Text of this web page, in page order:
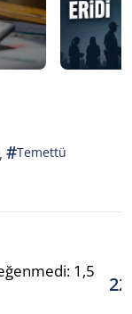
, #Temettü
1,5